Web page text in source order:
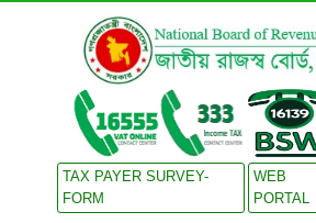
TAX PAYER SURVEY-
FORM
WEB
PORTAL